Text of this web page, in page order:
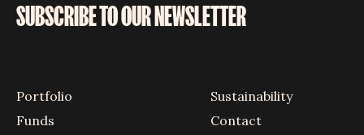
SUBSCRIBE TO OUR NEWSLETTER
Portfolio
Funds
Sustainability
Contact